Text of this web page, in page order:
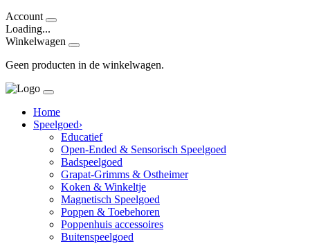
Account
Loading...
Winkelwagen
Geen producten in de winkelwagen.
Home
Speelgoed›
Educatief
Open-Ended & Sensorisch Speelgoed
Badspeelgoed
Grapat-Grimms & Ostheimer
Koken & Winkeltje
Magnetisch Speelgoed
Poppen & Toebehoren
Poppenhuis accessoires
Buitenspeelgoed